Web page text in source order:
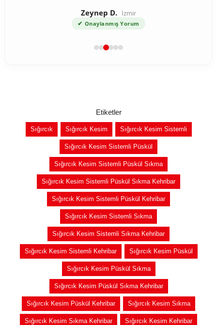
Zeynep D. İzmir
✔ Onaylanmış Yorum
Etiketler
Sığırcık Sığırcık Kesim Sığırcık Kesim Sistemli
Sığırcık Kesim Sistemli Püskül
Sığırcık Kesim Sistemli Püskül Sıkma
Sığırcık Kesim Sistemli Püskül Sıkma Kehribar
Sığırcık Kesim Sistemli Püskül Kehribar
Sığırcık Kesim Sistemli Sıkma
Sığırcık Kesim Sistemli Sıkma Kehribar
Sığırcık Kesim Sistemli Kehribar Sığırcık Kesim Püskül
Sığırcık Kesim Püskül Sıkma
Sığırcık Kesim Püskül Sıkma Kehribar
Sığırcık Kesim Püskül Kehribar Sığırcık Kesim Sıkma
Sığırcık Kesim Sıkma Kehribar Sığırcık Kesim Kehribar